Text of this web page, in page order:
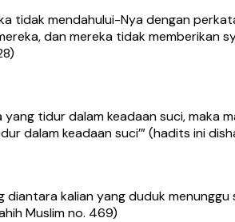
tidak mendahului-Nya dengan
dan mereka tidak memberikan
tidur dalam keadaan suci, maka
dalam keadaan suci’” (hadits ini
diantara kalian yang duduk
Muslim no. 469)